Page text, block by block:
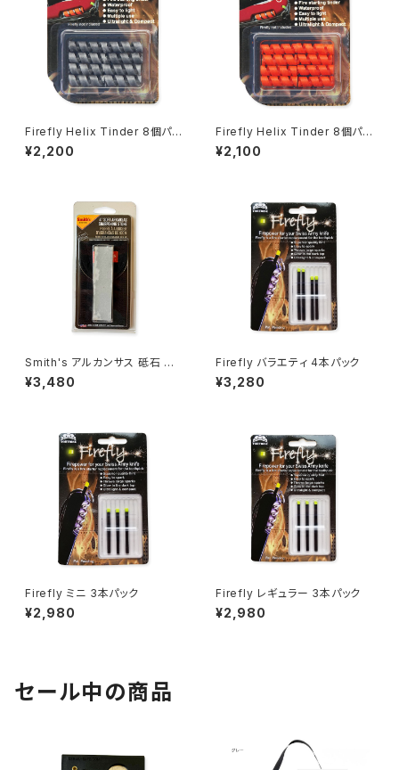
Firefly Helix Tinder 8個パッ
ク（グレー）
¥2,200
Firefly Helix Tinder 8個パッ
ク（オレンジ）
¥2,100
Smith's アルカンサス 砥石 MP
4L Arkansas Stone （ポーチ
付）
¥3,480
Firefly バラエティ 4本パック
¥3,280
Firefly ミニ 3本パック
¥2,980
Firefly レギュラー 3本パック
¥2,980
セール中の商品